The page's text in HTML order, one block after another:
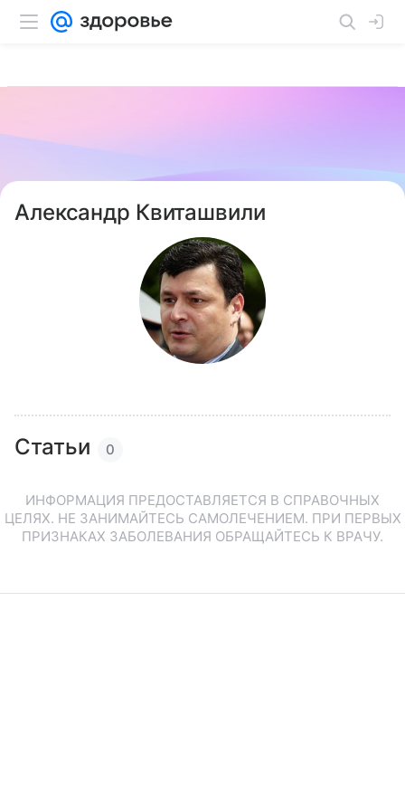
Александр Квиташвили
Статьи 0
ИНФОРМАЦИЯ ПРЕДОСТАВЛЯЕТСЯ В СПРАВОЧНЫХ
ЦЕЛЯХ. НЕ ЗАНИМАЙТЕСЬ САМОЛЕЧЕНИЕМ. ПРИ ПЕРВЫХ
ПРИЗНАКАХ ЗАБОЛЕВАНИЯ ОБРАЩАЙТЕСЬ К ВРАЧУ.